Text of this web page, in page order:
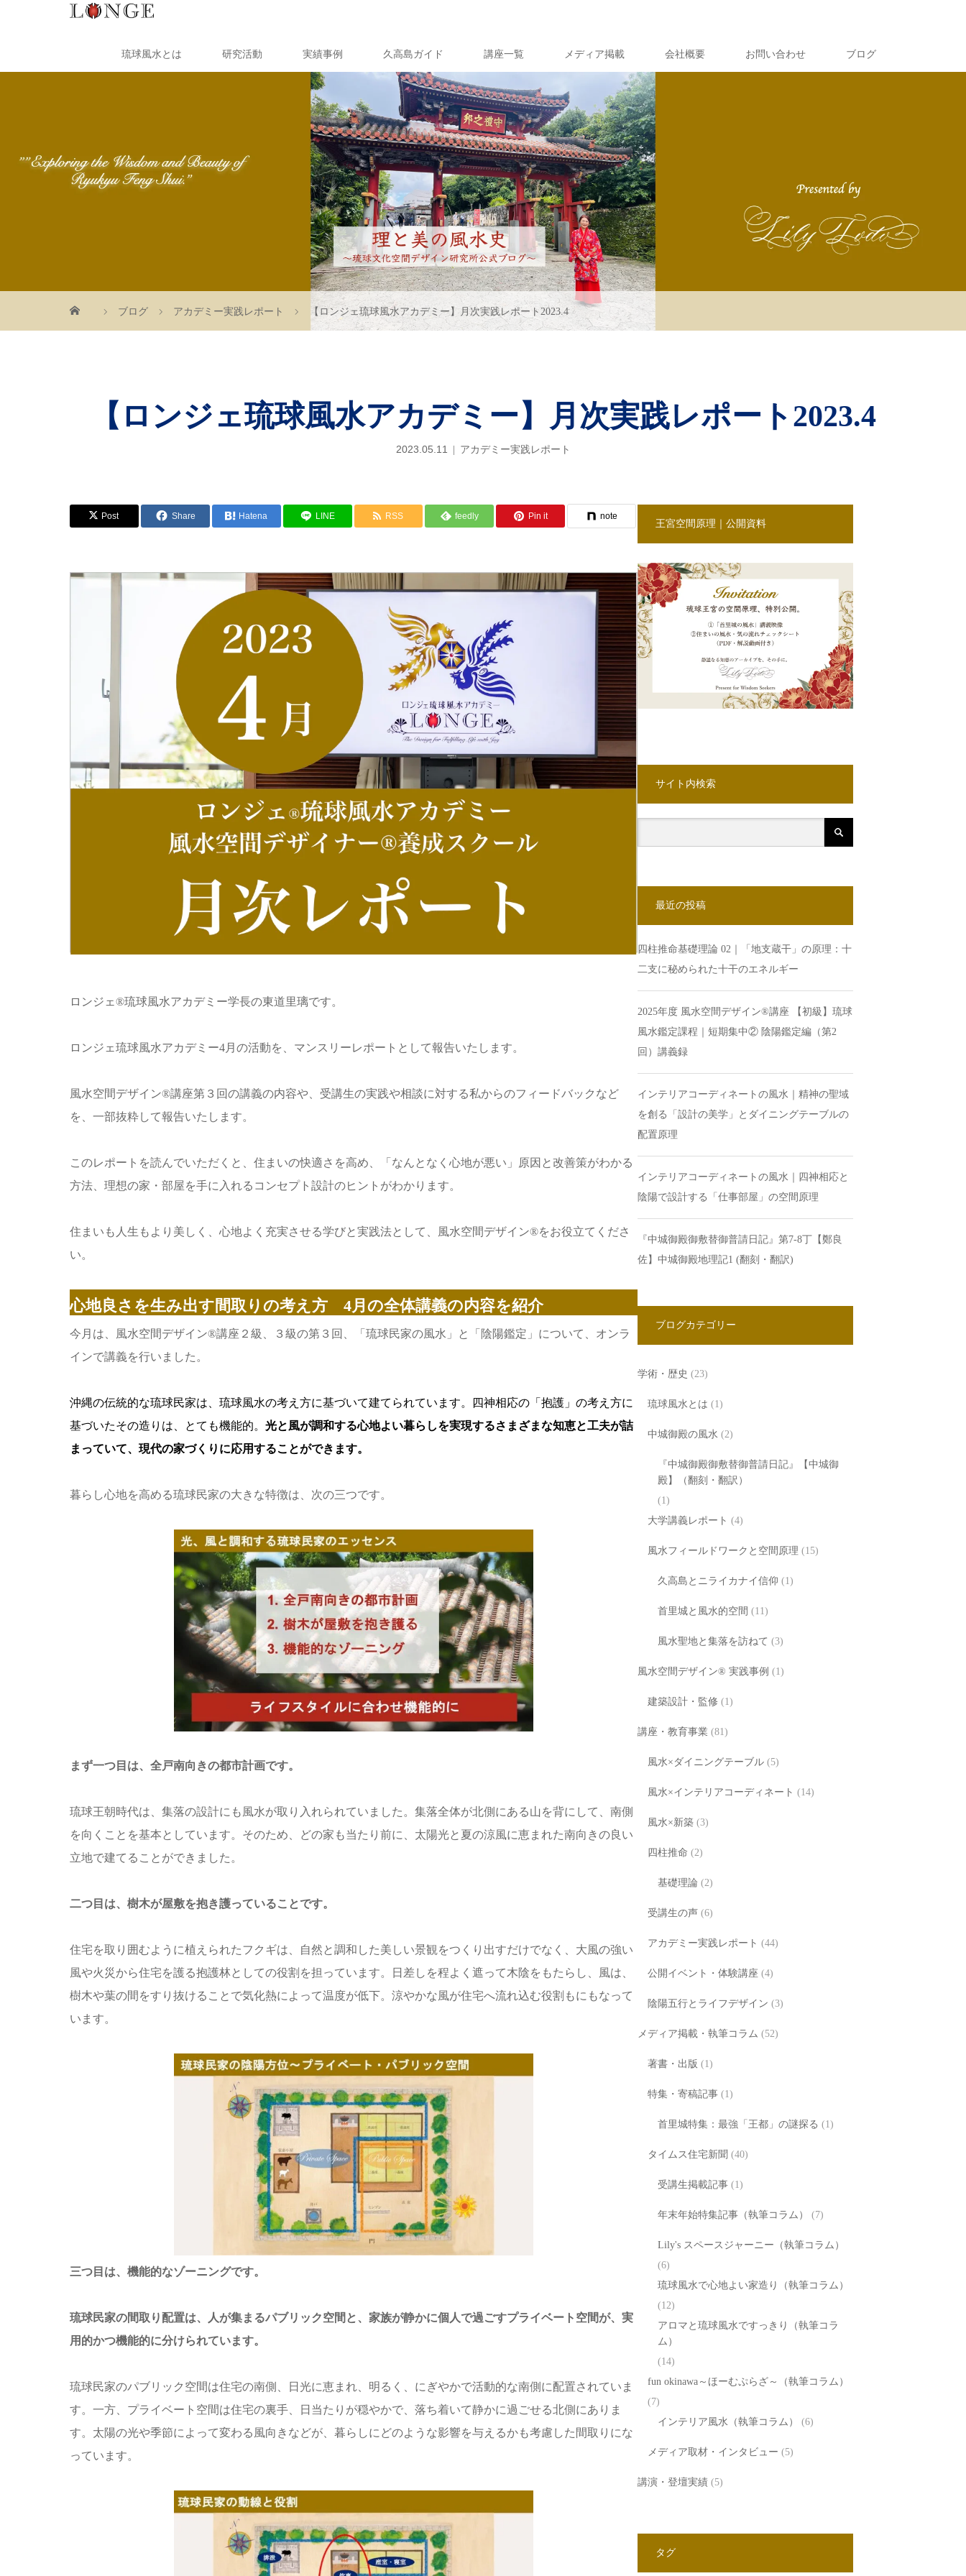
琉球風水とは 研究活動 実績事例 久高島ガイド 講座一覧 メディア掲載 会社概要 お問い合わせ ブログ
ブログ アカデミー実践レポート 【ロンジェ琉球風水アカデミー】月次実践レポート2023.4
【ロンジェ琉球風水アカデミー】月次実践レポート2023.4
2023.05.11 アカデミー実践レポート
Post Share Hatena LINE RSS feedly Pin it note
ロンジェ®︎琉球風水アカデミー学長の東道里璃です。
ロンジェ琉球風水アカデミー4月の活動を、マンスリーレポートとして報告いたします。
風水空間デザイン®︎講座第３回の講義の内容や、受講生の実践や相談に対する私からのフィードバックなど
を、一部抜粋して報告いたします。
このレポートを読んでいただくと、住まいの快適さを高め、「なんとなく心地が悪い」原因と改善策がわかる
方法、理想の家・部屋を手に入れるコンセプト設計のヒントがわかります。
住まいも人生もより美しく、心地よく充実させる学びと実践法として、風水空間デザイン®︎をお役立てくださ
い。
心地良さを生み出す間取りの考え方 4月の全体講義の内容を紹介
今月は、風水空間デザイン®︎講座２級、３級の第３回、「琉球民家の風水」と「陰陽鑑定」について、オンラ
インで講義を行いました。
沖縄の伝統的な琉球民家は、琉球風水の考え方に基づいて建てられています。四神相応の「抱護」の考え方に
基づいたその造りは、とても機能的。 光と風が調和する心地よい暮らしを実現するさまざまな知恵と工夫が詰
まっていて、現代の家づくりに応用することができます。
暮らし心地を高める琉球民家の大きな特徴は、次の三つです。
まず一つ目は、全戸南向きの都市計画です。
琉球王朝時代は、集落の設計にも風水が取り入れられていました。集落全体が北側にある山を背にして、南側
を向くことを基本としています。そのため、どの家も当たり前に、太陽光と夏の涼風に恵まれた南向きの良い
立地で建てることができました。
二つ目は、樹木が屋敷を抱き護っていることです。
住宅を取り囲むように植えられたフクギは、自然と調和した美しい景観をつくり出すだけでなく、大風の強い
風や火災から住宅を護る抱護林としての役割を担っています。日差しを程よく遮って木陰をもたらし、風は、
樹木や葉の間をすり抜けることで気化熱によって温度が低下。涼やかな風が住宅へ流れ込む役割もにもなって
います。
三つ目は、機能的なゾーニングです。
琉球民家の間取り配置は、人が集まるパブリック空間と、家族が静かに個人で過ごすプライベート空間が、実
用的かつ機能的に分けられています。
琉球民家のパブリック空間は住宅の南側、日光に恵まれ、明るく、にぎやかで活動的な南側に配置されていま
す。一方、プライベート空間は住宅の裏手、日当たりが穏やかで、落ち着いて静かに過ごせる北側にありま
す。太陽の光や季節によって変わる風向きなどが、暮らしにどのような影響を与えるかも考慮した間取りにな
っています。
王宮空間原理｜公開資料
サイト内検索
最近の投稿
四柱推命基礎理論 02｜「地支蔵干」の原理：十
二支に秘められた十干のエネルギー
2025年度 風水空間デザイン®講座 【初級】琉球
風水鑑定課程｜短期集中② 陰陽鑑定編（第2
回）講義録
インテリアコーディネートの風水｜精神の聖域
を創る「設計の美学」とダイニングテーブルの
配置原理
インテリアコーディネートの風水｜四神相応と
陰陽で設計する「仕事部屋」の空間原理
『中城御殿御敷替御普請日記』第7-8丁【鄭良
佐】中城御殿地理記1 (翻刻・翻訳)
ブログカテゴリー
学術・歴史 (23)
琉球風水とは (1)
中城御殿の風水 (2)
『中城御殿御敷替御普請日記』【中城御
殿】（翻刻・翻訳）
(1)
大学講義レポート (4)
風水フィールドワークと空間原理 (15)
久高島とニライカナイ信仰 (1)
首里城と風水的空間 (11)
風水聖地と集落を訪ねて (3)
風水空間デザイン® 実践事例 (1)
建築設計・監修 (1)
講座・教育事業 (81)
風水×ダイニングテーブル(5)
風水×インテリアコーディネート (14)
風水×新築(3)
四柱推命 (2)
基礎理論(2)
受講生の声(6)
アカデミー実践レポート (44)
公開イベント・体験講座 (4)
陰陽五行とライフデザイン (3)
メディア掲載・執筆コラム (52)
著書・出版 (1)
特集・寄稿記事(1)
首里城特集：最強「王都」の謎探る (1)
タイムス住宅新聞 (40)
受講生掲載記事(1)
年末年始特集記事（執筆コラム） (7)
Lily's スペースジャーニー（執筆コラム）
(6)
琉球風水で心地よい家造り（執筆コラム）
(12)
アロマと琉球風水ですっきり（執筆コラ
ム）
(14)
fun okinawa～ほーむぷらざ～（執筆コラム）
(7)
インテリア風水（執筆コラム）
(6)
メディア取材・インタビュー (5)
講演・登壇実績(5)
タグ